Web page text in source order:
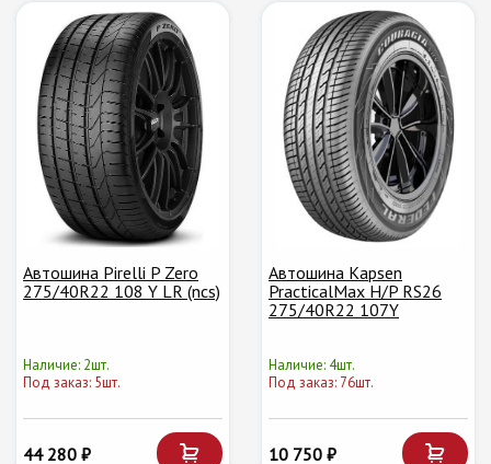
Автошина Pirelli P Zero
275/40R22 108 Y LR (ncs)
Наличие: 2шт.
Под заказ: 5шт.
44 280 ₽
Автошина Kapsen
PracticalMax H/P RS26
275/40R22 107Y
Наличие: 4шт.
Под заказ: 76шт.
10 750 ₽